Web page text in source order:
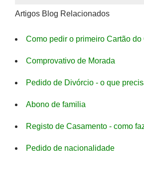
Artigos Blog Relacionados
Como pedir o primeiro Cartão do
Comprovativo de Morada
Pedido de Divórcio - o que
Abono de familia
Registo de Casamento - como
Pedido de nacionalidade